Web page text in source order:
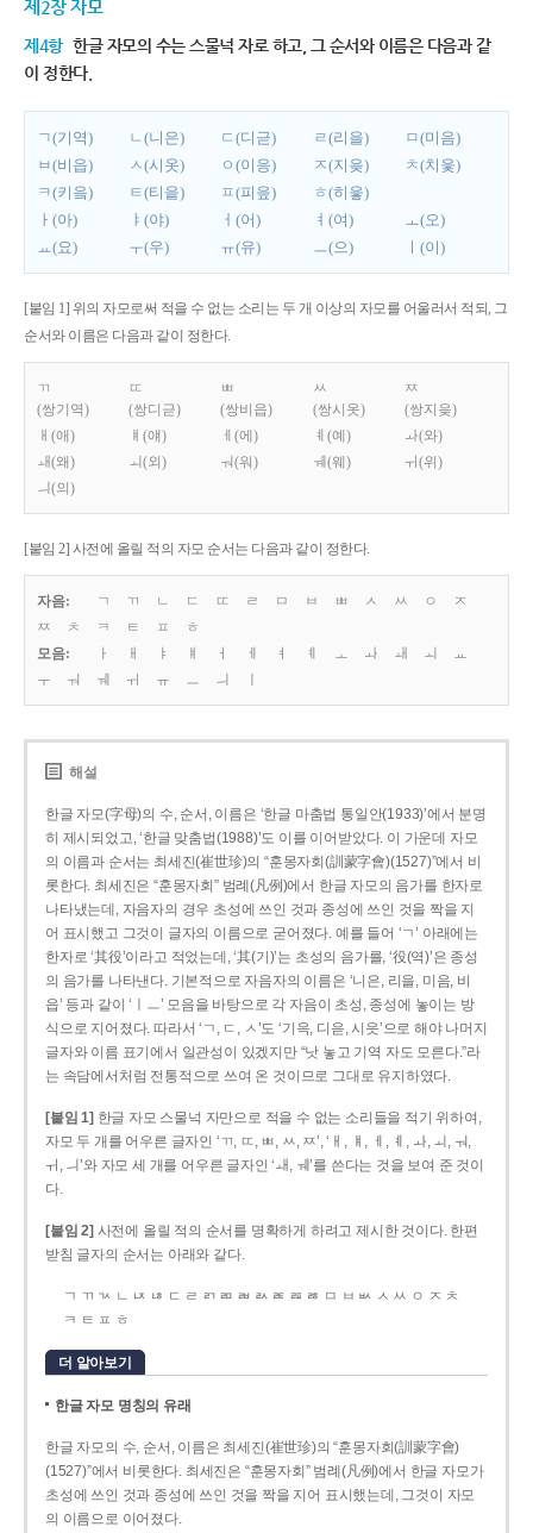
제2장 자모
제4항 한글 자모의 수는 스물넉 자로 하고, 그 순서와 이름은 다음과 같
이 정한다.
ㄱ(기역) ㄴ(니은) ㄷ(디귿) ㄹ(리을)
ㅁ(미음)
ㅂ(비읍)
ㅅ(시옷) ㅇ(이응) ㅈ(지읒)
ㅊ(치읓)
ㅋ(키읔)
ㅌ(티읕) ㅍ(피읖)
ㅎ(히읗)
ㅏ(아)
ㅑ(야) ㅓ(어) ㅕ(여)
ㅗ(오)
ㅛ(요)
ㅜ(우) ㅠ(유) ㅡ(으) ㅣ(이)
[붙임 1] 위의 자모로써 적을 수 없는 소리는 두 개 이상의 자모를 어울러서 적되, 그
순서와 이름은 다음과 같이 정한다.
ㄲ
(쌍기역)
ㄸ
(쌍디귿)
ㅃ
(쌍비읍)
ㅆ
(쌍시옷)
ㅉ
(쌍지읒)
ㅐ(애)
ㅒ(얘) ㅔ(에) ㅖ(예)
ㅘ(와)
ㅙ(왜)
ㅚ(외) ㅝ(워) ㅞ(웨)
ㅟ(위)
ㅢ(의)
[붙임 2] 사전에 올릴 적의 자모 순서는 다음과 같이 정한다.
자음: ㄱ ㄲ ㄴ ㄷ ㄸ ㄹ ㅁ ㅂ ㅃ ㅅ ㅆ ㅇ
ㅈ
ㅉ
ㅊ ㅋ ㅌ ㅍ
ㅎ
모음:
ㅏ ㅐ ㅑ ㅒ ㅓ ㅔ ㅕ ㅖ ㅗ ㅘ ㅙ ㅚ
ㅛ
ㅜ
ㅝ ㅞ ㅟ ㅠ ㅡ ㅢ
해설
한글 자모(字母)의 수, 순서, 이름은 ‘한글 마춤법 통일안(1933)’에서 분명
히 제시되었고, ‘한글 맞춤법(1988)’도 이를 이어받았다. 이 가운데 자모
의 이름과 순서는 최세진(崔世珍)의 “훈몽자회(訓蒙字會)(1527)”에서 비
롯한다. 최세진은 “훈몽자회” 범례(凡例)에서 한글 자모의 음가를 한자로
나타냈는데, 자음자의 경우 초성에 쓰인 것과 종성에 쓰인 것을 짝을 지
어 표시했고 그것이 글자의 이름으로 굳어졌다. 예를 들어 ‘ㄱ’ 아래에는
한자로 ‘其役’이라고 적었는데, ‘其(기)’는 초성의 음가를, ‘役(역)’은 종성
의 음가를 나타낸다. 기본적으로 자음자의 이름은 ‘니은, 리을, 미음, 비
읍’ 등과 같이 ‘ㅣㅡ’ 모음을 바탕으로 각 자음이 초성, 종성에 놓이는 방
식으로 지어졌다. 따라서 ‘ㄱ, ㄷ, ㅅ’도 ‘기윽, 디읃, 시읏’으로 해야 나머지
글자와 이름 표기에서 일관성이 있겠지만 “낫 놓고 기역 자도 모른다.”라
는 속담에서처럼 전통적으로 쓰여 온 것이므로 그대로 유지하였다.
[붙임 1] 한글 자모 스물넉 자만으로 적을 수 없는 소리들을 적기 위하여,
자모 두 개를 어우른 글자인 ‘ㄲ, ㄸ, ㅃ, ㅆ, ㅉ’, ‘ㅐ, ㅒ, ㅔ, ㅖ, ㅘ, ㅚ, ㅝ,
ㅟ, ㅢ’와 자모 세 개를 어우른 글자인 ‘ㅙ, ㅞ’를 쓴다는 것을 보여 준 것이
다.
[붙임 2] 사전에 올릴 적의 순서를 명확하게 하려고 제시한 것이다. 한편
받침 글자의 순서는 아래와 같다.
ㄱ ㄲ ㄳ ㄴ ㄵ ㄶ ㄷ ㄹ ㄺ ㄻ ㄼ ㄽ ㄾ ㄿ ㅀ ㅁ ㅂ ㅄ ㅅ ㅆ ㅇ ㅈ ㅊ
ㅋ ㅌ ㅍ ㅎ
더 알아보기
한글 자모 명칭의 유래
한글 자모의 수, 순서, 이름은 최세진(崔世珍)의 “훈몽자회(訓蒙字會)
(1527)”에서 비롯한다. 최세진은 “훈몽자회” 범례(凡例)에서 한글 자모가
초성에 쓰인 것과 종성에 쓰인 것을 짝을 지어 표시했는데, 그것이 자모
의 이름으로 이어졌다.